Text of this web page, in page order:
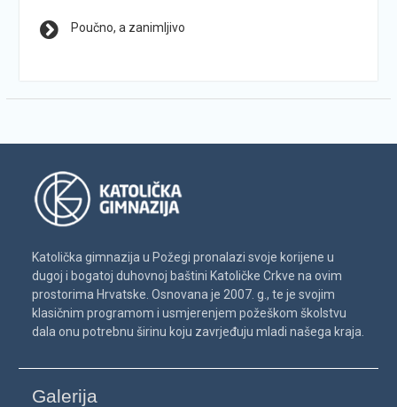
Poučno, a zanimljivo
Katolička gimnazija u Požegi pronalazi svoje korijene u
dugoj i bogatoj duhovnoj baštini Katoličke Crkve na ovim
prostorima Hrvatske. Osnovana je 2007. g., te je svojim
klasičnim programom i usmjerenjem požeškom školstvu
dala onu potrebnu širinu koju zavrjeđuju mladi našega kraja.
Galerija